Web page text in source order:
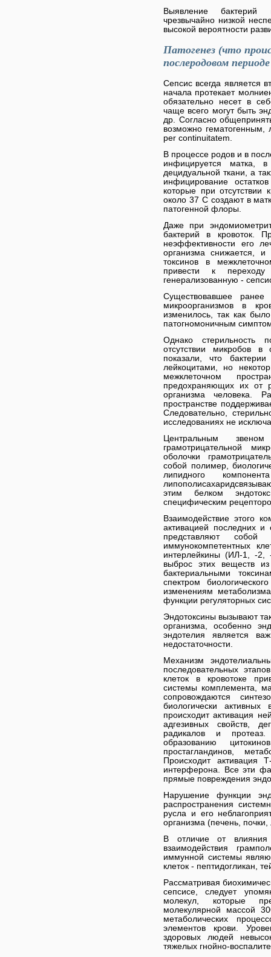
Выявление бактерий
чрезвычайно низкой
высокой вероятности
Патогенез (что
послеродовом периоде
Сепсис всегда является
начала протекает
обязательно несет в
чаще всего могут быть
др. Согласно
возможно
per continuitatem.
В процессе родов и в
инфицируется матка, в
децидуальной ткани, а
инфицирование
которые при отсутствии
около 37 С создают в
патогенной флоры.
Даже при
бактерий в кровоток.
неэффективности его
организма снижается, и
токсинов в
привести к
генерализованную -
Существовавшее ранее
микроорганизмов в
изменилось, так как
патогномоничным
Однако стерильность
отсутствии микробов в
показали, что
лейкоцитами, но
межклеточном
предохраняющих их от
организма человека.
пространстве
Следовательно,
исследованиях не
Центральным
грамотрицательной
оболочки
собой полимер,
липидного
этим белком
специфическим
Взаимодействие этого
активацией последних и
представляют собой
иммунокомпетентных
интерлейкины (ИЛ-1, -
выброс этих веществ
бактериальными
спектром
изменениям
функции регуляторных
Эндотоксины вызывают
организма, особенно
эндотелия является
недостаточности.
Механизм
последовательных
клеток в кровотоке
системы комплемента,
сопровождаются
биологически
происходит активация
адгезивных свойств,
радикалов и протеаз.
образованию
простагландинов,
Происходит
интерферона. Все эти
прямые повреждения
Нарушение функции
распространения
русла и его
организма (печень,
В отличие от влияния
взаимодействия
иммунной системы
клеток - пептидогликан,
Рассматривая
сепсисе, следует
молекул, которые
молекулярной массой
метаболических
элементов крови.
здоровых людей
тяжелых гнойно-